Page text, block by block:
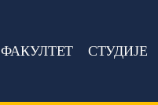
ФАКУЛТЕТ СТУДИЈЕ